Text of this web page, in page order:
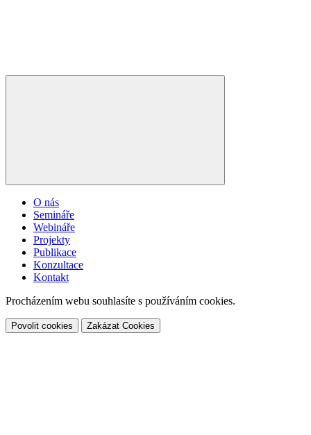
O nás
Semináře
Webináře
Projekty
Publikace
Konzultace
Kontakt
Procházením webu souhlasíte s používáním cookies.
Povolit cookies Zakázat Cookies